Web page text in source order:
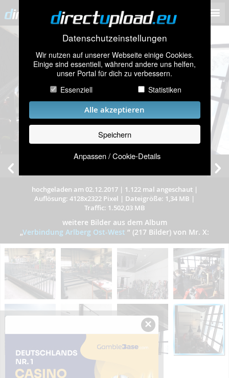
Datenschutzeinstellungen
Wir nutzen auf unserer Webseite einige Cookies.
Einige sind essentiell, während andere uns helfen,
unser Portal für dich zu verbessern.
Essenziell
Statistiken
Alle akzeptieren
Speichern
Anpassen / Cookie-Details
hochgeladen am 02.12.2017| 1.122 mal angeschaut|
Auflösung: 4128x2322 Pixel | Dateigröße: 1,34 MB |
Traffic: 1.502,03 MB
weitere Bilder aus dem Album
„Verbindung Arlberg Ost-West ” (217 Bilder) von Mr. X:
×